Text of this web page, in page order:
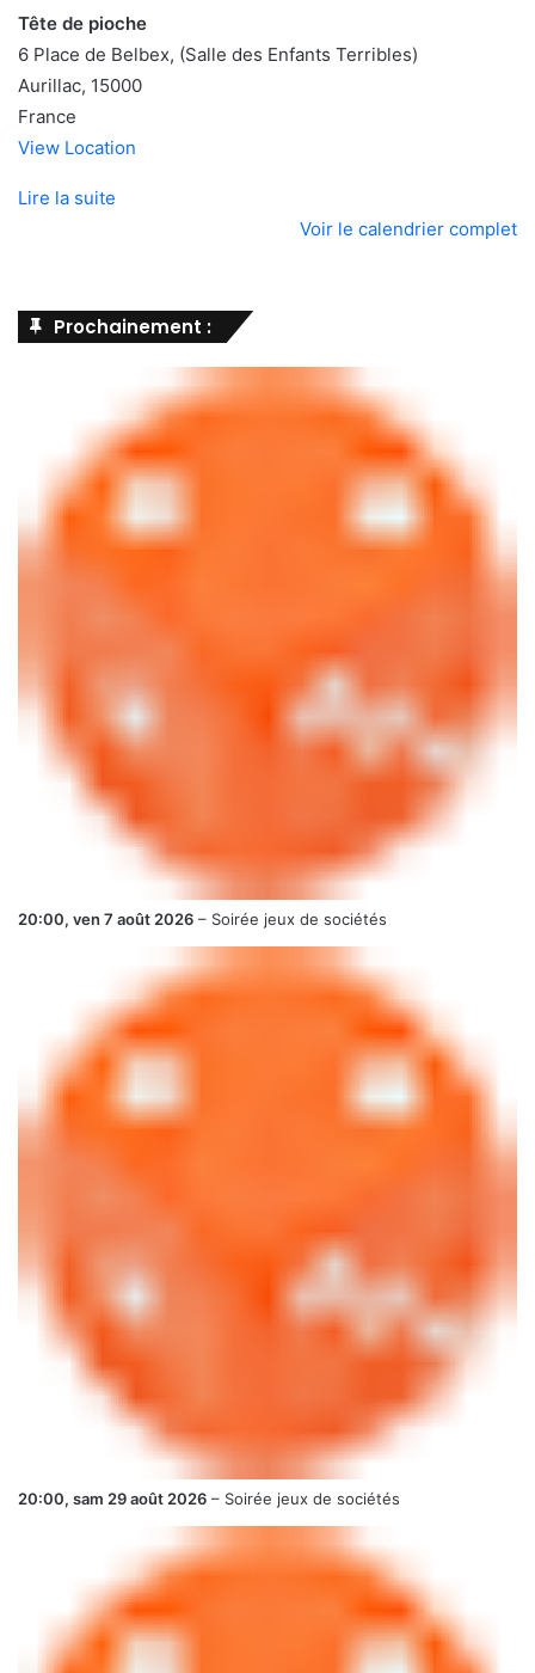
sociétés
Tête de pioche
6 Place de Belbex (Salle des Enfants Terribles)
Aurillac, 15000
France
View Location
Lire la suite
Voir le calendrier complet
Prochainement :
20:00, ven 7 août 2026 – Soirée jeux de sociétés
20:00, sam 29 août 2026 – Soirée jeux de sociétés